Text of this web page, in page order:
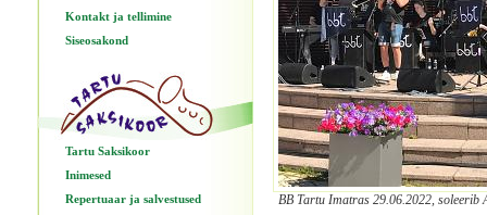
Kontakt ja tellimine
Siseosakond
Tartu Saksikoor
Inimesed
Repertuaar ja salvestused
BB Tartu Imatras 29.06.2022, soleerib